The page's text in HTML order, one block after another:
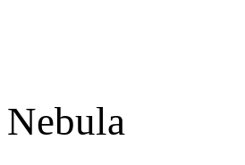
Nebula